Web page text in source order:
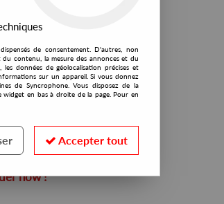
Resistance
Knight
EP ( 2021 Repress)
€incl. taxes
now !
de consentement. D'autres, non
contenu, la mesure des annonces et du
données de géolocalisation précises et
sur un appareil. Si vous donnez
de Syncrophone. Vous disposez de la
en bas à droite de la page. Pour en
Accepter tout